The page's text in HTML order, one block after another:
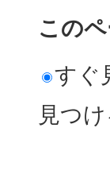
この
すぐ
見つ